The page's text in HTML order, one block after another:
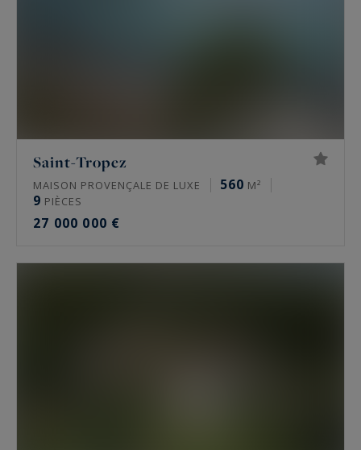
Saint-Tropez
MAISON PROVENÇALE DE LUXE 560 M²
9 PIÈCES
27 000 000 €